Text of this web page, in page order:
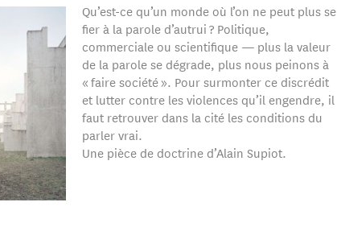
Qu’est-ce qu’un monde où l’on ne peut plus se
fier à la parole d’autrui ? Politique,
commerciale ou scientifique — plus la valeur
de la parole se dégrade, plus nous peinons à
« faire société ». Pour surmonter ce discrédit
et lutter contre les violences qu’il engendre, il
faut retrouver dans la cité les conditions du
parler vrai.
Une pièce de doctrine d’Alain Supiot.